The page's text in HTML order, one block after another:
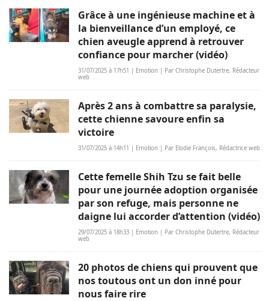
Grâce à une ingénieuse machine et à
la bienveillance d’un employé, ce
chien aveugle apprend à retrouver
confiance pour marcher (vidéo)
31/07/2025 à 17h51 | Emotion | Par Christophe Dutertre, Rédacteur
web
Après 2 ans à combattre sa paralysie,
cette chienne savoure enfin sa
victoire
31/07/2025 à 14h11 | Emotion | Par Elodie François, Rédactrice web
Cette femelle Shih Tzu se fait belle
pour une journée adoption organisée
par son refuge, mais personne ne
daigne lui accorder d’attention (vidéo)
29/07/2025 à 18h33 | Emotion | Par Christophe Dutertre, Rédacteur
web
20 photos de chiens qui prouvent que
nos toutous ont un don inné pour
nous faire rire